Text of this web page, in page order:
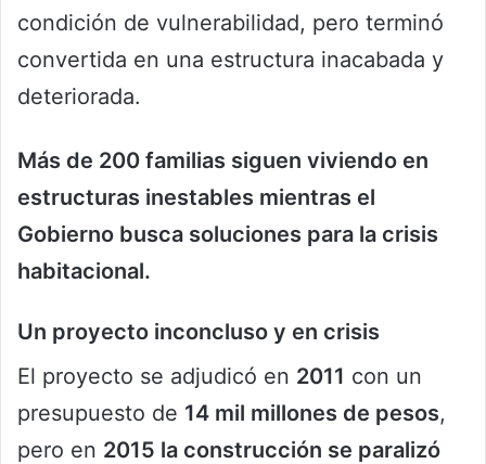
condición de vulnerabilidad, pero terminó
convertida en una estructura inacabada y
deteriorada.
Más de 200 familias siguen viviendo en
estructuras inestables mientras el
Gobierno busca soluciones para la crisis
habitacional.
Un proyecto inconcluso y en crisis
El proyecto se adjudicó en 2011 con un
presupuesto de 14 mil millones de pesos,
pero en 2015 la construcción se paralizó